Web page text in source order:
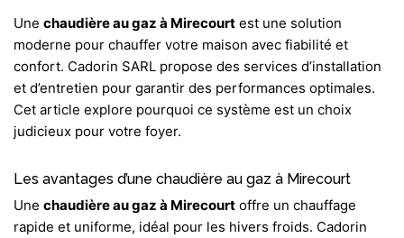
Une chaudière au gaz à Mirecourt est une solution
moderne pour chauffer votre maison avec fiabilité et
confort. Cadorin SARL propose des services d’installation
et d’entretien pour garantir des performances optimales.
Cet article explore pourquoi ce système est un choix
judicieux pour votre foyer.
Les avantages d’une chaudière au gaz à Mirecourt
Une chaudière au gaz à Mirecourt offre un chauffage
rapide et uniforme, idéal pour les hivers froids. Cadorin